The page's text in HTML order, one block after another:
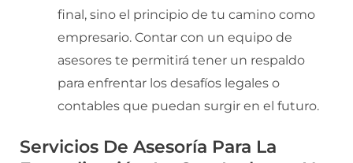
final, sino el principio de tu camino como
empresario. Contar con un equipo de
asesores te permitirá tener un respaldo
para enfrentar los desafíos legales o
contables que puedan surgir en el futuro.
Servicios De Asesoría Para La